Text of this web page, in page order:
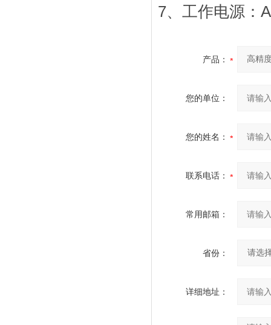
7、工作电源：
产品：
您的单位：
您的姓名：
联系电话：
常用邮箱：
省份：
详细地址：